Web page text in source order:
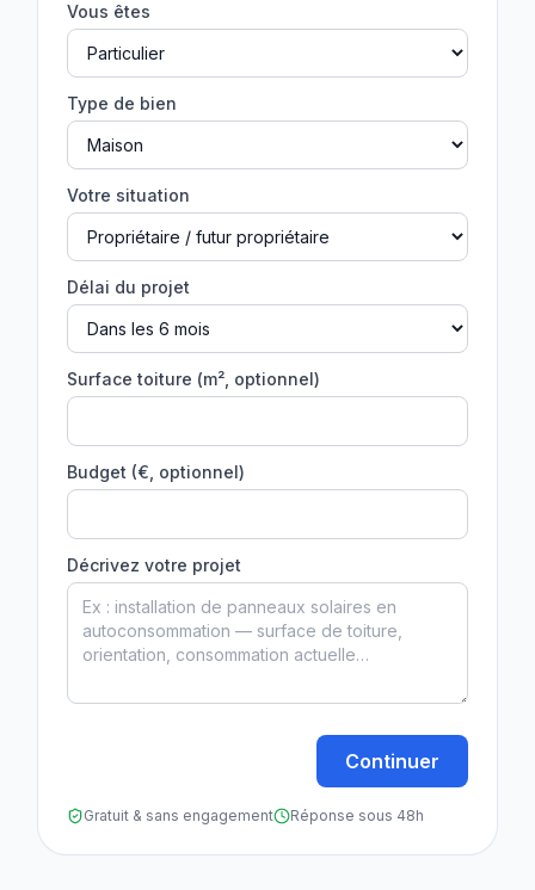
Vous êtes
Type de bien
Votre situation
Délai du projet
Surface toiture (m², optionnel)
Budget (€, optionnel)
Décrivez votre projet
Continuer
Gratuit & sans engagement Réponse sous 48h